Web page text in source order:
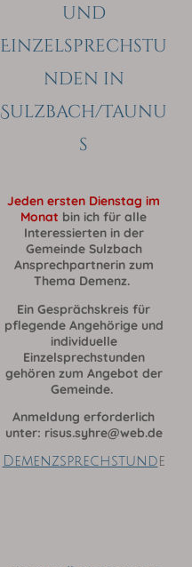
und
Einzelsprechstu
nden in
Sulzbach/Taunu
s
Jeden ersten Dienstag im
Monat bin ich für alle
Interessierten in der
Gemeinde Sulzbach
Ansprechpartnerin zum
Thema Demenz.
Ein Gesprächskreis für
pflegende Angehörige und
individuelle
Einzelsprechstunden
gehören zum Angebot der
Gemeinde.
Anmeldung erforderlich
unter: risus.syhre@web.de
Demenzsprechstunde